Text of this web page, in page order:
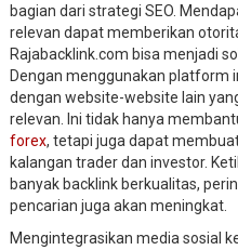
bagian dari strategi SEO.
relevan dapat memberikan
Rajabacklink.com bisa menjadi
Dengan menggunakan platform
dengan website-website lain
relevan. Ini tidak hanya
forex, tetapi juga dapat
kalangan trader dan investor.
banyak backlink berkualitas,
pencarian juga akan meningkat.
Mengintegrasikan media sosial